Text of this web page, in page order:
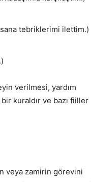
tebriklerimi ilettim.)
verilmesi, yardım
kuraldır ve bazı fiiller
veya zamirin görevini